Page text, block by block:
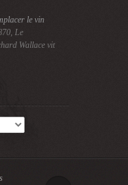
le vin
Le
Wallace vit